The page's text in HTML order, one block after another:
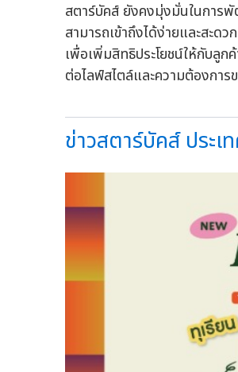
สตาร์บัคส์ ยังคงมุ่งมั่นในการ
สามารถเข้าถึงได้ง่ายและสะด
เพื่อเพิ่มสิทธิประโยชน์ให้กับลู
ต่อไลฟ์สไตล์และความต้องกา
ข่าวสตาร์บัคส์ ประ